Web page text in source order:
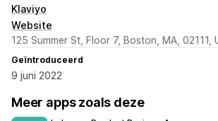
Klaviyo
Website
125 Summer St, Floor 7, Boston, MA, 02111,
Geïntroduceerd
9 juni 2022
Meer apps zoals deze